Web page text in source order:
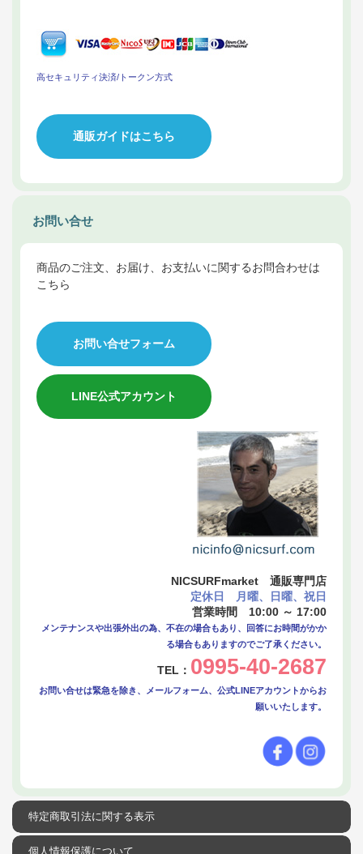
高セキュリティ決済/トークン方式
通販ガイドはこちら
お問い合せ
商品のご注文、お届け、お支払いに関するお問合わせは
こちら
お問い合せフォーム
LINE公式アカウント
NICSURFmarket 通販専門店
定休日 月曜、日曜、祝日
営業時間 10:00 ～ 17:00
メンテナンスや出張外出の為、不在の場合もあり、回答にお時間がかか
る場合もありますのでご了承ください。
TEL： 0995-40-2687
お問い合せは緊急を除き、メールフォーム、公式LINEアカウントからお
願いいたします。
特定商取引法に関する表示
個人情報保護について